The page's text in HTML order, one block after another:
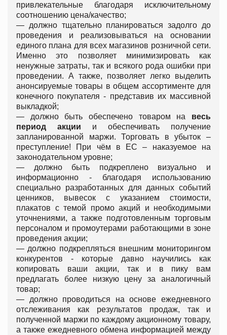
привлекательные благодаря исключительному
соотношению цена/качество;
— должно тщательно планироваться задолго до
проведения и реализовываться на основании
единого плана для всех магазинов розничной сети.
Именно это позволяет минимизировать как
ненужные затраты, так и всякого рода ошибки при
проведении. А также, позволяет легко выделить
анонсируемые товары в общем ассортименте для
конечного покупателя - представив их массивной
выкладкой;
— должно быть обеспечено товаром на весь
период акции и обеспечивать получение
запланированной маржи. Торговать в убыток –
преступление! При чём в ЕС – наказуемое на
законодательном уровне;
— должно быть подкреплено визуально и
информационно - благодаря использованию
специально разработанных для данных событий
ценников, вывесок с указанием стоимости,
плакатов с темой промо акций и необходимыми
уточнениями, а также подготовленным торговым
персоналом и промоутерами работающими в зоне
проведения акции;
— должно подкрепляться внешним мониторингом
конкурентов - которые давно научились как
копировать ваши акции, так и в пику вам
предлагать более низкую цену за аналогичный
товар;
— должно проводиться на основе ежедневного
отслеживания как результатов продаж, так и
полученной маржи по каждому акционному товару,
а также ежедневного обмена информацией между